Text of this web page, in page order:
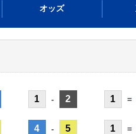
オッズ
1 - 2
4 - 5
1 =
1 =